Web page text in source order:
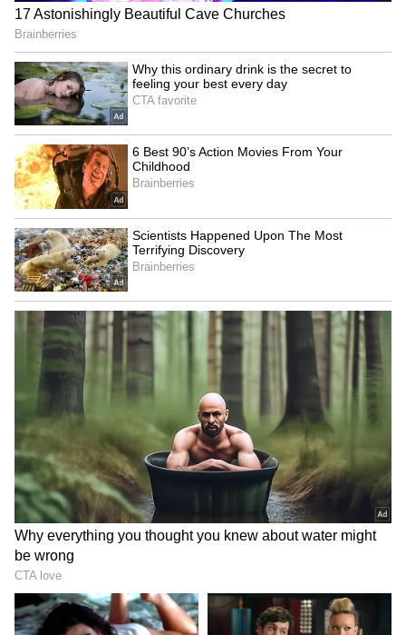
மதவாத அரசியலையும்,
பாசிசப்போக்கையும் கட்டவிழ்த்துவிட்டு,
நாட்டை மதத்தால் துண்டாட முயலும்
ஒன்றியத்தை ஆளும் பாஜக அரசின்
அநீதிச்செயல்பாடுகளுக்கு எதிராக
இருப்பதனாலேயே, எஸ்.டி.பி.ஐ., பாப்புலர்
பிரண்ட் ஆப் இந்தியா ஆகிய
இயக்கங்களின் தலைவர்கள் கைது
செய்யப்படுவதும், அவர்களது இடங்களில்
சோதனைகள் நிகழ்த்தப்படுவதுமான
சதிச்செயல்கள் அரங்கேற்றப்படுகின்றன.
அணியை வீழ்த்தி ஐடிரீம்
திருப்பூர் தமிழன்ஸ் அபார
வெற்றி!